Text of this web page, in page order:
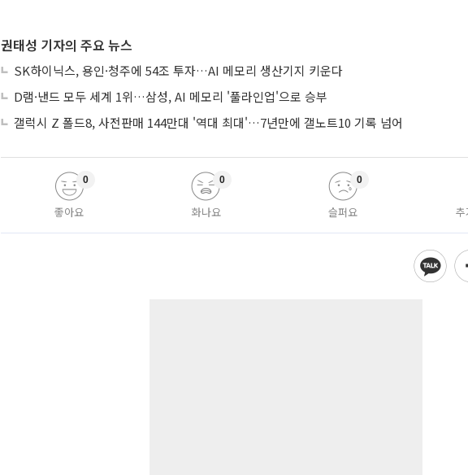
권태성 기자의 주요 뉴스
SK하이닉스, 용인·청주에 54조 투자…AI 메모리 생산기지 키운다
D램·낸드 모두 세계 1위…삼성, AI 메모리 '풀라인업'으로 승부
갤럭시 Z 폴드8, 사전판매 144만대 '역대 최대'…7년만에 갤노트10 기록 넘어
좋아요
0
화나요
0
슬퍼요
0